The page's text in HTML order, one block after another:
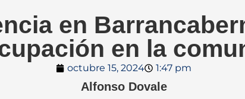
en
en la
octubre 15, 2024 1:47 pm
Alfonso Dovale